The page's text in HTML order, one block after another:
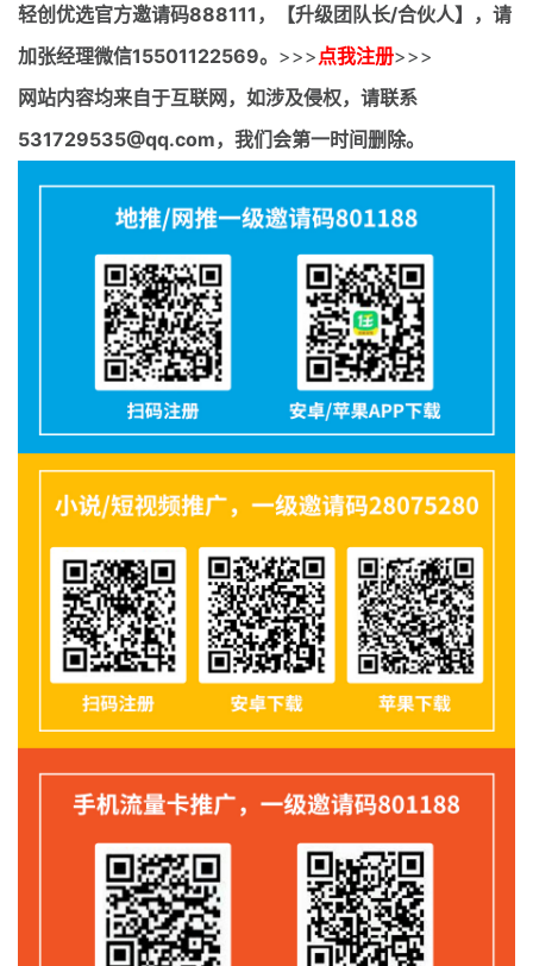
轻创优选官方邀请码888111，【升级团队长/合伙人】，请
加张经理微信15501122569。 >>> 点我注册>>>
网站内容均来自于互联网，如涉及侵权，请联系
531729535@qq.com，我们会第一时间删除。